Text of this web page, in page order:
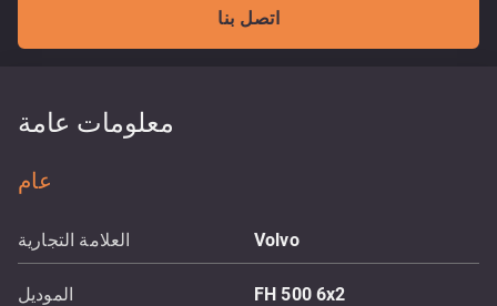
اتصل بنا
معلومات عامة
عام
العلامة التجارية Volvo
الموديل FH 500 6x2